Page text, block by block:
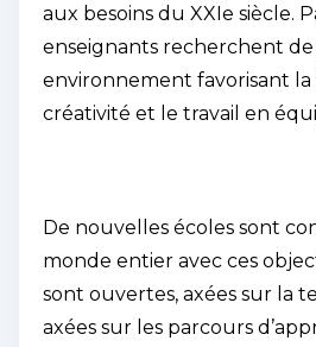
aux besoins du XXIe siècle.
enseignants recherchent
environnement favorisant la
créativité et le travail en
De nouvelles écoles sont
monde entier avec ces
sont ouvertes, axées sur la
axées sur les parcours